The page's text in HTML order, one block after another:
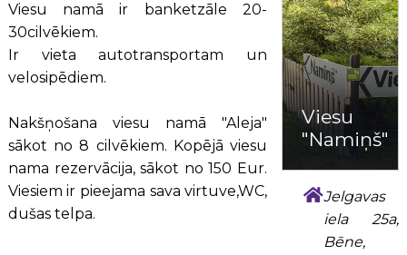
Viesu
"Namiņš"
Jelgavas
iela 25a,
Bēne,
Viesu namā ir banketzāle 20-
30cilvēkiem.
Ir vieta autotransportam un
velosipēdiem.
Nakšņošana viesu namā "Aleja"
sākot no 8 cilvēkiem. Kopējā viesu
nama rezervācija, sākot no 150 Eur.
Viesiem ir pieejama sava virtuve,WC,
dušas telpa.